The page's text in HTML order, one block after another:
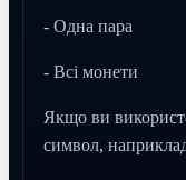
- Одна пара
- Всі монети
Якщо ви
символ,